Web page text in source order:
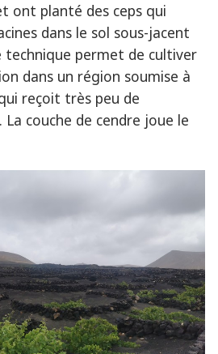
ont planté des ceps qui
dans le sol sous-jacent
technique permet de cultiver
dans un région soumise à
reçoit très peu de
couche de cendre joue le